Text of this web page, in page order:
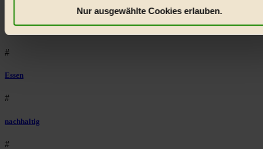
etwa selbst anonymisierte Statistiken dazu auslesen zu
externen Plattformen anzuzeigen, oder auch, um Werbung
Nur ausgewählte Cookies erlauben.
Umwelt
#
Essen
#
nachhaltig
#